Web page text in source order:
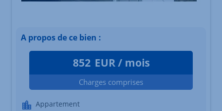
A propos de ce bien :
852 EUR / mois
Charges comprises
Appartement